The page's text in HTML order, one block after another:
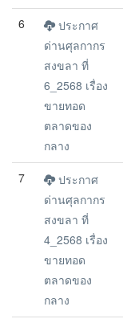
6
ประกาศ
ด่านศุลกากร
สงขลา ที่
6_2568 เรื่อง
ขายทอด
ตลาดของ
กลาง
7
ประกาศ
ด่านศุลกากร
สงขลา ที่
4_2568 เรื่อง
ขายทอด
ตลาดของ
กลาง